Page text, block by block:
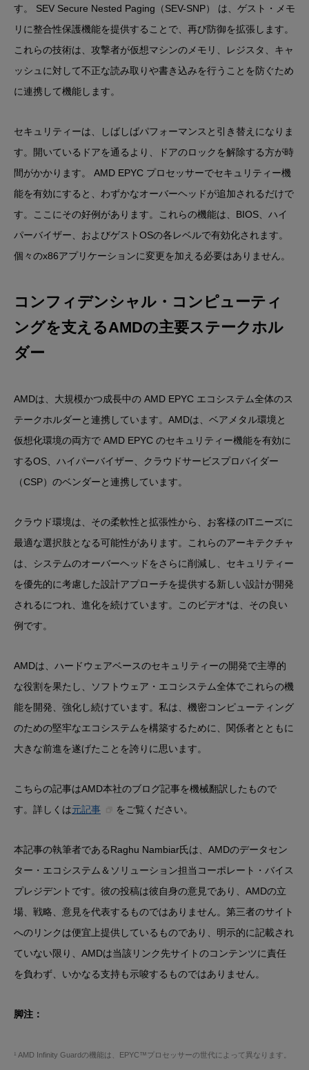
す。 SEV Secure Nested Paging（SEV-SNP） は、ゲスト・メモ
リに整合性保護機能を提供することで、再び防御を拡張します。
これらの技術は、攻撃者が仮想マシンのメモリ、レジスタ、キャ
ッシュに対して不正な読み取りや書き込みを行うことを防ぐため
に連携して機能します。
セキュリティーは、しばしばパフォーマンスと引き替えになりま
す。開いているドアを通るより、ドアのロックを解除する方が時
間がかかります。 AMD EPYC プロセッサーでセキュリティー機
能を有効にすると、わずかなオーバーヘッドが追加されるだけで
す。ここにその好例があります。これらの機能は、BIOS、ハイ
パーバイザー、およびゲストOSの各レベルで有効化されます。
個々のx86アプリケーションに変更を加える必要はありません。
コンフィデンシャル・コンピューティ
ングを支えるAMDの主要ステークホル
ダー
AMDは、大規模かつ成長中の AMD EPYC エコシステム全体のス
テークホルダーと連携しています。AMDは、ベアメタル環境と
仮想化環境の両方で AMD EPYC のセキュリティー機能を有効に
するOS、ハイパーバイザー、クラウドサービスプロバイダー
（CSP）のベンダーと連携しています。
クラウド環境は、その柔軟性と拡張性から、お客様のITニーズに
最適な選択肢となる可能性があります。これらのアーキテクチャ
は、システムのオーバーヘッドをさらに削減し、セキュリティー
を優先的に考慮した設計アプローチを提供する新しい設計が開発
されるにつれ、進化を続けています。このビデオ*は、その良い
例です。
AMDは、ハードウェアベースのセキュリティーの開発で主導的
な役割を果たし、ソフトウェア・エコシステム全体でこれらの機
能を開発、強化し続けています。私は、機密コンピューティング
のための堅牢なエコシステムを構築するために、関係者とともに
大きな前進を遂げたことを誇りに思います。
こちらの記事はAMD本社のブログ記事を機械翻訳したもので
す。詳しくは元記事 をご覧ください。
本記事の執筆者であるRaghu Nambiar氏は、AMDのデータセン
ター・エコシステム＆ソリューション担当コーポレート・バイス
プレジデントです。彼の投稿は彼自身の意見であり、AMDの立
場、戦略、意見を代表するものではありません。第三者のサイト
へのリンクは便宜上提供しているものであり、明示的に記載され
ていない限り、AMDは当該リンク先サイトのコンテンツに責任
を負わず、いかなる支持も示唆するものではありません。
脚注：
¹ AMD Infinity Guardの機能は、EPYC™プロセッサーの世代によって異なります。